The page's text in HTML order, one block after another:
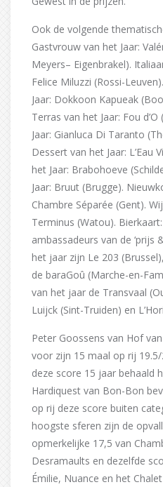
Ook de volgende
Gastvrouw van het Jaar:
Meyers– Eigenbrakel).
Felice Miluzzi (Rossi-
Jaar: Dokkoon Kapueak
Terras van het Jaar: Fou
Jaar: Gianluca Di Taranto
Dessert van het Jaar: L’Eau
het Jaar: Brabohoeve
Jaar: Bruut (Brugge).
Chambre Séparée (Gent).
Terminus (Watou).
ambassadeurs van de ‘prijs
het jaar zijn Le 203
de baraGoû (Marche-en-
van het jaar de Transvaal
Luijck (Sint-Truiden) en
Peter Goossens van Hof
voor zijn 15 maal op rij
deze score 15 jaar behaald
Hardiquest van Bon-Bon
op rij deze score buiten
hoogste sferen zijn de
opmerkelijke 17,5 van
Desramaults en dezelfde
Émilie, Nuance en het